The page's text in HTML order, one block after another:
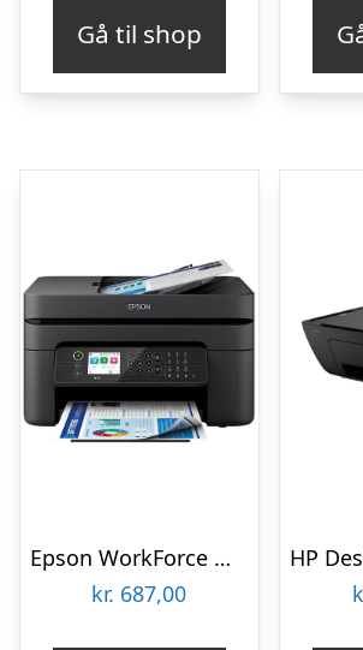
Gå til shop
Epson WorkForce WF-2950DWF All in One Printer Multifunktion – Farve – Blæk
kr. 687,00